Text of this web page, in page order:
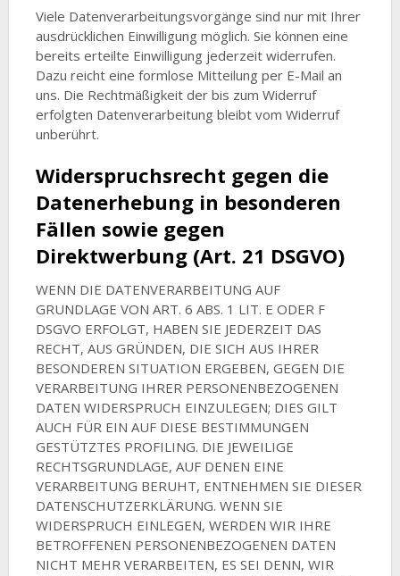
Viele Datenverarbeitungsvorgänge sind nur mit Ihrer
ausdrücklichen Einwilligung möglich. Sie können eine
bereits erteilte Einwilligung jederzeit widerrufen.
Dazu reicht eine formlose Mitteilung per E-Mail an
uns. Die Rechtmäßigkeit der bis zum Widerruf
erfolgten Datenverarbeitung bleibt vom Widerruf
unberührt.
Widerspruchsrecht gegen die
Datenerhebung in besonderen
Fällen sowie gegen
Direktwerbung (Art. 21 DSGVO)
WENN DIE DATENVERARBEITUNG AUF
GRUNDLAGE VON ART. 6 ABS. 1 LIT. E ODER F
DSGVO ERFOLGT, HABEN SIE JEDERZEIT DAS
RECHT, AUS GRÜNDEN, DIE SICH AUS IHRER
BESONDEREN SITUATION ERGEBEN, GEGEN DIE
VERARBEITUNG IHRER PERSONENBEZOGENEN
DATEN WIDERSPRUCH EINZULEGEN; DIES GILT
AUCH FÜR EIN AUF DIESE BESTIMMUNGEN
GESTÜTZTES PROFILING. DIE JEWEILIGE
RECHTSGRUNDLAGE, AUF DENEN EINE
VERARBEITUNG BERUHT, ENTNEHMEN SIE DIESER
DATENSCHUTZERKLÄRUNG. WENN SIE
WIDERSPRUCH EINLEGEN, WERDEN WIR IHRE
BETROFFENEN PERSONENBEZOGENEN DATEN
NICHT MEHR VERARBEITEN, ES SEI DENN, WIR